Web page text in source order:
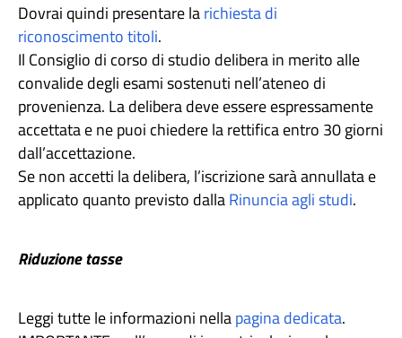
Dovrai quindi presentare larichiesta di
riconoscimento titoli.
Il Consiglio di corso di studio delibera in merito alle
convalide degli esami sostenuti nell’ateneo di
provenienza. La delibera deve essere espressamente
accettata e ne puoi chiedere la rettifica entro 30 giorni
dall’accettazione.
Se non accetti la delibera, l’iscrizione sarà annullata e
applicato quanto previsto dallaRinuncia agli studi.
Riduzione tasse
Leggi tutte le informazioni nellapagina dedicata.